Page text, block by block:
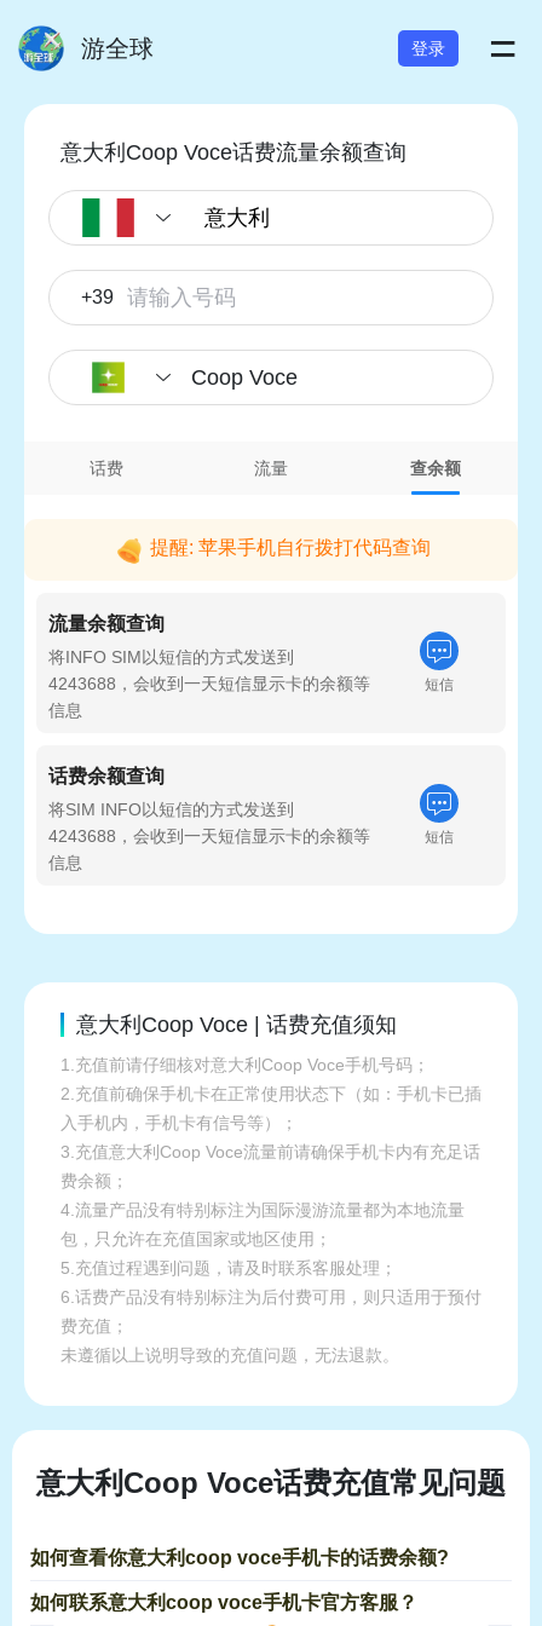
游全球 登录 =
意大利Coop Voce话费流量余额查询
+39
Coop Voce
话费 流量 查余额
提醒: 苹果手机自行拨打代码查询
流量余额查询
将INFO SIM以短信的方式发送到
4243688，会收到一天短信显示卡的余额等
信息
短信
话费余额查询
将SIM INFO以短信的方式发送到
4243688，会收到一天短信显示卡的余额等
信息
短信
意大利Coop Voce | 话费充值须知
1.充值前请仔细核对意大利Coop Voce手机号码；
2.充值前确保手机卡在正常使用状态下（如：手机卡已插
入手机内，手机卡有信号等）；
3.充值意大利Coop Voce流量前请确保手机卡内有充足话
费余额；
4.流量产品没有特别标注为国际漫游流量都为本地流量
包，只允许在充值国家或地区使用；
5.充值过程遇到问题，请及时联系客服处理；
6.话费产品没有特别标注为后付费可用，则只适用于预付
费充值；
未遵循以上说明导致的充值问题，无法退款。
意大利Coop Voce话费充值常见问题
如何查看你意大利coop voce手机卡的话费余额?
如何联系意大利coop voce手机卡官方客服？